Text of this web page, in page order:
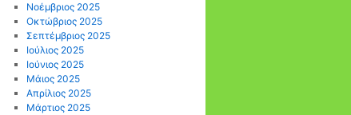
Νοέμβριος 2025
Οκτώβριος 2025
Σεπτέμβριος 2025
Ιούλιος 2025
Ιούνιος 2025
Μάιος 2025
Απρίλιος 2025
Μάρτιος 2025